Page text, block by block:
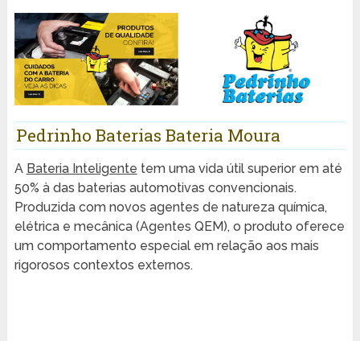
Pedrinho Baterias Bateria Moura
A Bateria Inteligente tem uma vida útil superior em até
50% à das baterias automotivas convencionais.
Produzida com novos agentes de natureza química,
elétrica e mecânica (Agentes QEM), o produto oferece
um comportamento especial em relação aos mais
rigorosos contextos externos.